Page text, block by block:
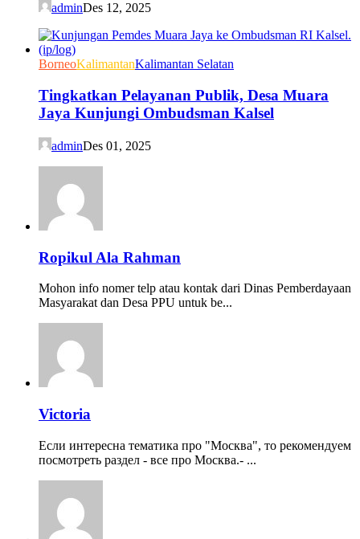
adminDes 12, 2025
BorneoKalimantanKalimantan Selatan
Tingkatkan Pelayanan Publik, Desa Muara
Jaya Kunjungi Ombudsman Kalsel
adminDes 01, 2025
Ropikul Ala Rahman
Mohon info nomer telp atau kontak dari Dinas Pemberdayaan
Masyarakat dan Desa PPU untuk be...
Victoria
Если интересна тематика про "Москва", то рекомендуем
посмотреть раздел - все про Москва.- ...